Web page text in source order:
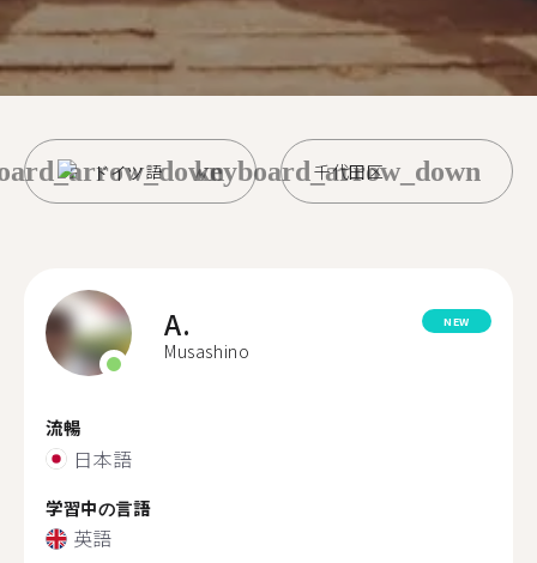
ドイツ語 千代田区
keyboard_arrow_down
A.
Musashino
NEW
流暢
日本語
学習中の言語
英語